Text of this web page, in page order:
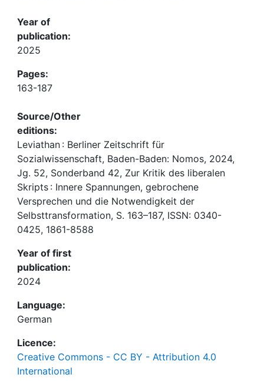
Year of
publication:
2025
Pages:
163-187
Source/Other
editions:
Leviathan : Berliner Zeitschrift für
Sozialwissenschaft, Baden-Baden: Nomos, 2024,
Jg. 52, Sonderband 42, Zur Kritik des liberalen
Skripts : Innere Spannungen, gebrochene
Versprechen und die Notwendigkeit der
Selbsttransformation, S. 163–187, ISSN: 0340-
0425, 1861-8588
Year of first
publication:
2024
Language:
German
Licence:
Creative Commons - CC BY - Attribution 4.0
International